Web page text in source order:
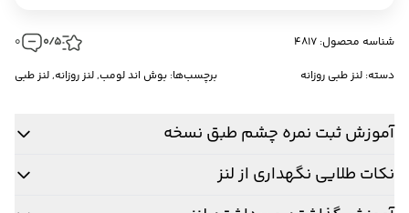
شناسه محصول: 4817 0/5
0
دسته: لنز طبی روزانه برچسب‌ها: بوش اند لومب,لنز روزانه,لنز طبی
آموزش ثبت نمره چشم طبق نسخه
نکات طلایی نگهداری از لنز